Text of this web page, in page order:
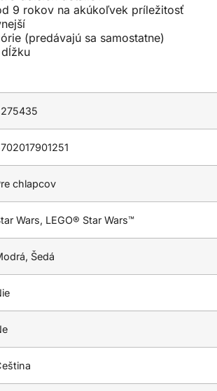
9 rokov na akúkoľvek príležitosť
(predávajú sa samostatne)
chlapcov
Wars, LEGO® Star Wars™
Šedá